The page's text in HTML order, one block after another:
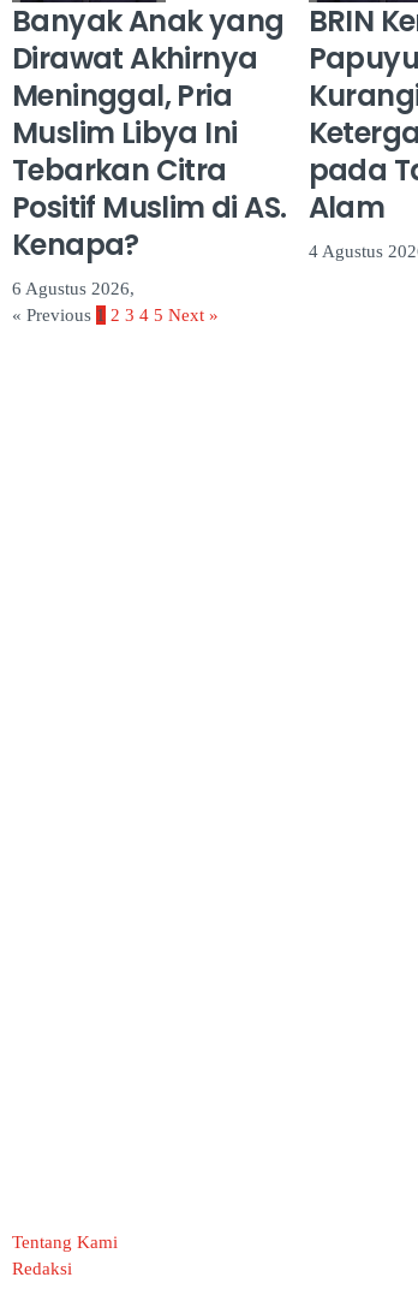
Banyak Anak yang
Dirawat Akhirnya
Meninggal, Pria
Muslim Libya Ini
Tebarkan Citra
Positif Muslim di AS.
Kenapa?
6 Agustus 2026,
BRIN
pada
Alam
4 Agustus
« Previous 1 2 3 4 5 Next »
Tentang Kami
Redaksi